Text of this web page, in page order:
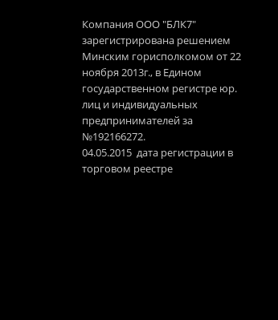
Компания ООО "БЛК7"
зарегистрирована решением
Минским горисполкомом от 22
ноября 2013г., в Едином
государственном регистре юр.
лиц и индивидуальных
предпринимателей за
№192166272.
04.05.2015 дата регистрации в
торговом реестре